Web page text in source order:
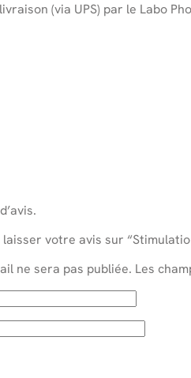
(via UPS) par le Labo
votre avis sur
ne sera pas publiée. Les